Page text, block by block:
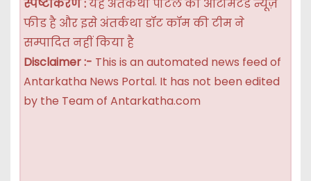
स्पष्टीकरण :यह अंतर्कथा पोर्टल की ऑटोमेटेड न्यूज़
फीड है और इसे अंतर्कथा डॉट कॉम की टीम ने
सम्पादित नहीं किया है
Disclaimer :- This is an automated news feed of
Antarkatha News Portal. It has not been edited
by the Team of Antarkatha.com